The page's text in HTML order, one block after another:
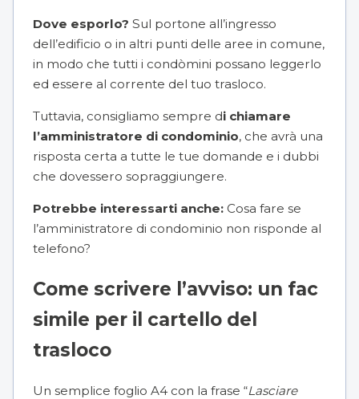
Dove esporlo? Sul portone all’ingresso
dell’edificio o in altri punti delle aree in comune,
in modo che tutti i condòmini possano leggerlo
ed essere al corrente del tuo trasloco.
Tuttavia, consigliamo sempre di chiamare
l’amministratore di condominio, che avrà una
risposta certa a tutte le tue domande e i dubbi
che dovessero sopraggiungere.
Potrebbe interessarti anche: Cosa fare se
l’amministratore di condominio non risponde al
telefono?
Come scrivere l’avviso: un fac
simile per il cartello del
trasloco
Un semplice foglio A4 con la frase “Lasciare